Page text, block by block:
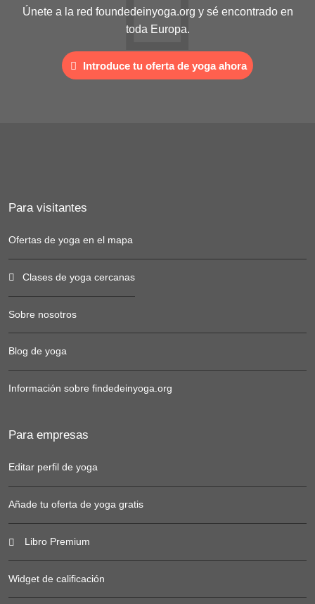
Únete a la red foundedeinyoga.org y sé encontrado en
toda Europa.
Introduce tu oferta de yoga ahora
Para visitantes
Ofertas de yoga en el mapa
Clases de yoga cercanas
Sobre nosotros
Blog de yoga
Información sobre findedeinyoga.org
Para empresas
Editar perfil de yoga
Añade tu oferta de yoga gratis
Libro Premium
Widget de calificación